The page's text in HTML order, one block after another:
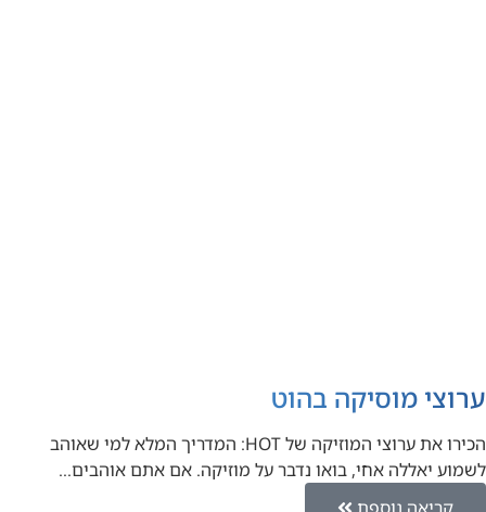
ערוצי מוסיקה בהוט
הכירו את ערוצי המוזיקה של HOT: המדריך המלא למי שאוהב
לשמוע יאללה אחי, בואו נדבר על מוזיקה. אם אתם אוהבים…